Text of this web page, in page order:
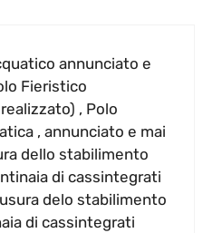
annunciato e
Fieristico
, Polo
, annunciato e mai
dello stabilimento
di cassintegrati
delo stabilimento
di cassintegrati